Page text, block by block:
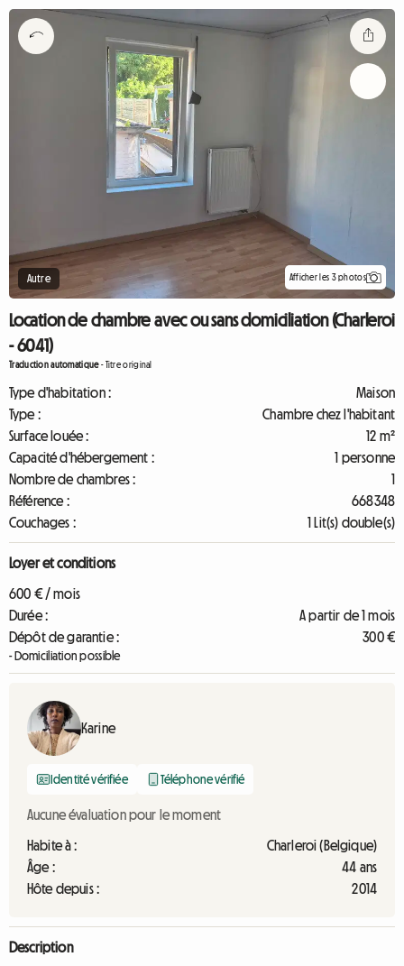
Autre Afficher les 3 photos
Location de chambre avec ou sans domiciliation (Charleroi
- 6041)
Traduction automatique-Titre original
Type d'habitation :
Maison
Type :
Chambre chez l'habitant
Surface louée :
12 m²
Capacité d'hébergement :
1 personne
Nombre de chambres :
1
Référence :
668348
Couchages :
1 Lit(s) double(s)
Loyer et conditions
600 € / mois
Durée :
A partir de 1 mois
Dépôt de garantie :
300 €
- Domiciliation possible
Karine
Identité vérifiée Téléphone vérifié
Aucune évaluation pour le moment
Habite à :
Charleroi (Belgique)
Âge :
44 ans
Hôte depuis :
2014
Description